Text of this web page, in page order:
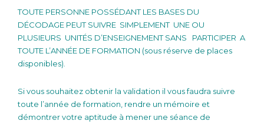
TOUTE PERSONNE POSSÉDANT LES BASES DU
DÉCODAGE PEUT SUIVRE SIMPLEMENT UNE OU
PLUSIEURS UNITÉS D’ENSEIGNEMENT SANS
PARTICIPER A
TOUTE L’ANNÉE DE FORMATION (sous réserve de places
disponibles).
Si vous souhaitez obtenir la validation il vous faudra suivre
toute l’année de formation, rendre un mémoire et
démontrer votre aptitude à mener une séance de